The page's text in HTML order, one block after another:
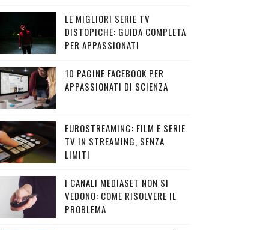
LE MIGLIORI SERIE TV
DISTOPICHE: GUIDA COMPLETA
PER APPASSIONATI
10 PAGINE FACEBOOK PER
APPASSIONATI DI SCIENZA
EUROSTREAMING: FILM E SERIE
TV IN STREAMING, SENZA
LIMITI
I CANALI MEDIASET NON SI
VEDONO: COME RISOLVERE IL
PROBLEMA